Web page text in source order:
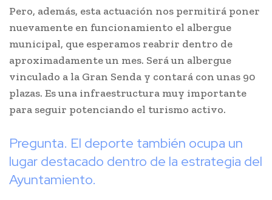
Pero, además, esta actuación nos permitirá poner
nuevamente en funcionamiento el albergue
municipal, que esperamos reabrir dentro de
aproximadamente un mes. Será un albergue
vinculado a la Gran Senda y contará con unas 90
plazas. Es una infraestructura muy importante
para seguir potenciando el turismo activo.
Pregunta. El deporte también ocupa un
lugar destacado dentro de la estrategia del
Ayuntamiento.